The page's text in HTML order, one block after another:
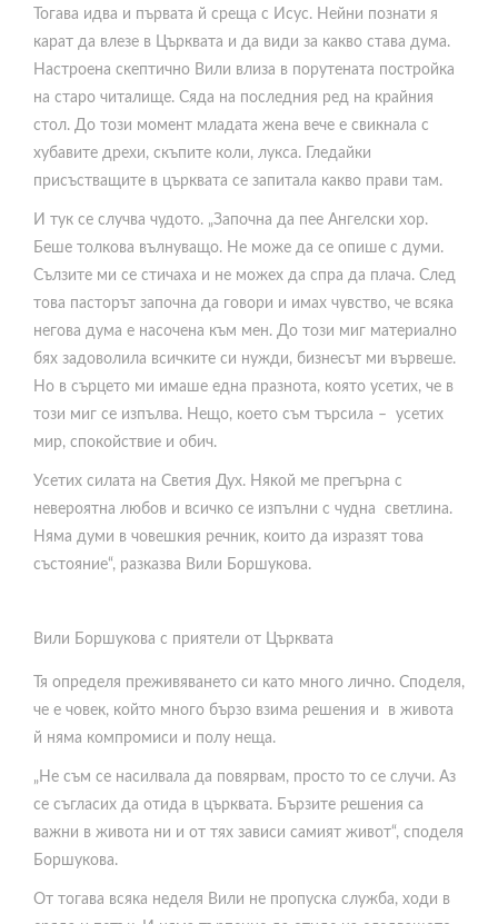
Тогава идва и първата й среща с Исус. Нейни познати я
карат да влезе в Църквата и да види за какво става дума.
Настроена скептично Вили влиза в порутената постройка
на старо читалище. Сяда на последния ред на крайния
стол. До този момент младата жена вече е свикнала с
хубавите дрехи, скъпите коли, лукса. Гледайки
присъстващите в църквата се запитала какво прави там.
И тук се случва чудото. „Започна да пее Ангелски хор.
Беше толкова вълнуващо. Не може да се опише с думи.
Сълзите ми се стичаха и не можех да спра да плача. След
това пасторът започна да говори и имах чувство, че всяка
негова дума е насочена към мен. До този миг материално
бях задоволила всичките си нужди, бизнесът ми вървеше.
Но в сърцето ми имаше една празнота, която усетих, че в
този миг се изпълва. Нещо, което съм търсила – усетих
мир, спокойствие и обич.
Усетих силата на Светия Дух. Някой ме прегърна с
невероятна любов и всичко се изпълни с чудна светлина.
Няма думи в човешкия речник, които да изразят това
състояние“, разказва Вили Боршукова.
Вили Боршукова с приятели от Църквата
Тя определя преживяването си като много лично. Споделя,
че е човек, който много бързо взима решения и в живота
й няма компромиси и полу неща.
„Не съм се насилвала да повярвам, просто то се случи. Аз
се съгласих да отида в църквата. Бързите решения са
важни в живота ни и от тях зависи самият живот“, споделя
Боршукова.
От тогава всяка неделя Вили не пропуска служба, ходи в